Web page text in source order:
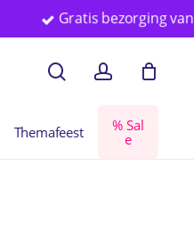
Gratis bezorging vanaf € 75
Themafeest % Sal
e
Close